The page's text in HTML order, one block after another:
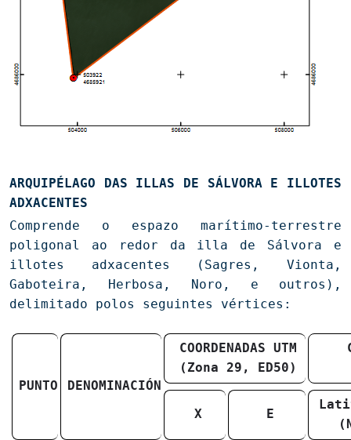
ARQUIPÉLAGO DAS ILLAS DE SÁLVORA E ILLOTES
ADXACENTES
Comprende o espazo marítimo-terrestre
poligonal ao redor da illa de Sálvora e
illotes adxacentes (Sagres, Vionta,
Gaboteira, Herbosa, Noro, e outros),
delimitado polos seguintes vértices:
PUNTO DENOMINACIÓN
COORDENADAS UTM
(Zona 29, ED50)
X E